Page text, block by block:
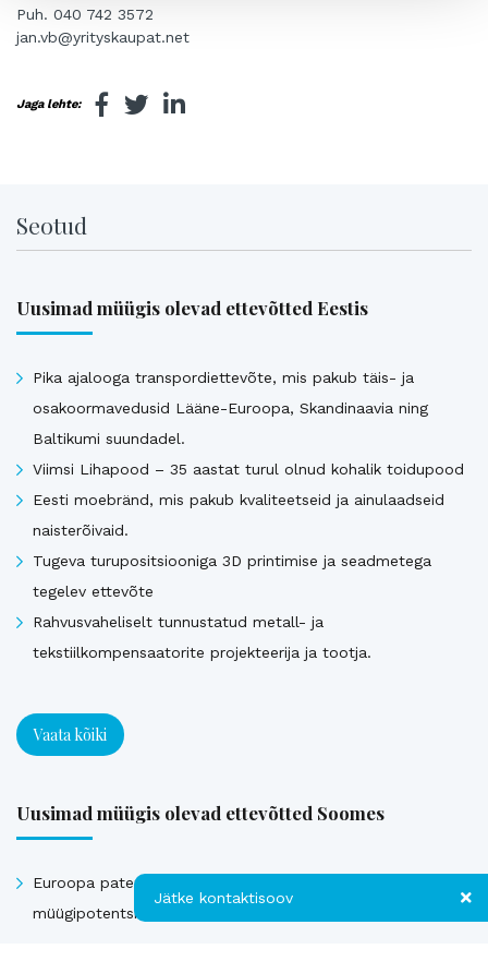
Puh. 040 742 3572
jan.vb@yrityskaupat.net
Jaga lehte:
Seotud
Uusimad müügis olevad ettevõtted Eestis
Pika ajalooga transpordiettevõte, mis pakub täis- ja
osakoormavedusid Lääne-Euroopa, Skandinaavia ning
Baltikumi suundadel.
Viimsi Lihapood – 35 aastat turul olnud kohalik toidupood
Eesti moebränd, mis pakub kvaliteetseid ja ainulaadseid
naisterõivaid.
Tugeva turupositsiooniga 3D printimise ja seadmetega
tegelev ettevõte
Rahvusvaheliselt tunnustatud metall- ja
tekstiilkompensaatorite projekteerija ja tootja.
Vaata kõiki
Uusimad müügis olevad ettevõtted Soomes
Euroopa patendiga kaitstud uuenduslik ja suure
müügipotentsiaaliga toode – Hübriid-vihmaveekaevud.
Jätke kontaktisoov